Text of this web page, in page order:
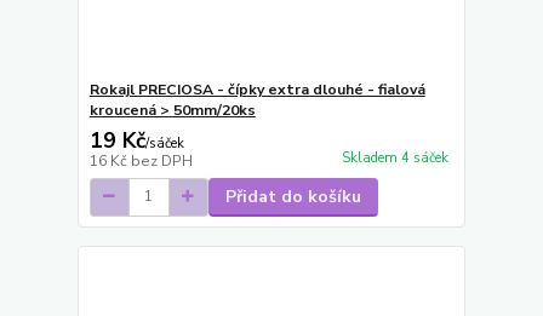
Rokajl PRECIOSA - čípky extra dlouhé - fialová
kroucená > 50mm/20ks
19 Kč/sáček
16 Kč bez DPH Skladem 4 sáček
Přidat do košíku